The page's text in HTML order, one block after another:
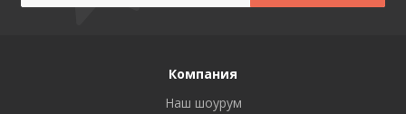
Компания
Наш шоурум